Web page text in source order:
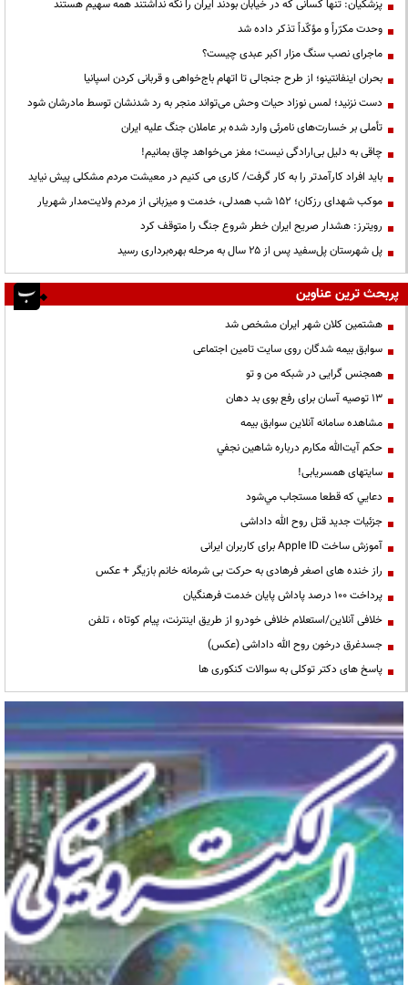
پزشکیان: تنها کسانی که در خیابان بودند ایران را نگه نداشتند همه سهیم هستند
وحدت مکرّراً و مؤکّداً تذکر داده شد
ماجرای نصب سنگ مزار اکبر عبدی چیست؟
بحران اینفانتینو؛ از طرح جنجالی تا اتهام باج‌خواهی و قربانی کردن اسپانیا
دست نزنید؛ لمس نوزاد حیات وحش می‌تواند منجر به رد شدنشان توسط مادرشان شود
تأملی بر خسارت‌های نامرئی وارد شده بر عاملان جنگ علیه ایران
چاقی به دلیل بی‌ارادگی نیست؛ مغز می‌خواهد چاق بمانیم!
باید افراد کارآمدتر را به کار گرفت/ کاری می کنیم در معیشت مردم مشکلی پیش نیاید
موکب شهدای رزکان؛ ۱۵۲ شب همدلی، خدمت و میزبانی از مردم ولایت‌مدار شهریار
رویترز: هشدار صریح ایران خطر شروع جنگ را متوقف کرد
پل شهرستان پل‌سفید پس از ۲۵ سال به مرحله بهره‌برداری رسید
پربحث ترین عناوین
هشتمین کلان شهر ایران مشخص شد
سوابق بیمه شدگان روی سایت تامین اجتماعی
همجنس گرایی در شبکه من و تو
13 توصیه آسان برای رفع بوی بد دهان
مشاهده سامانه آنلاين سوابق بیمه
حكم آيت‌الله مكارم درباره شاهين نجفي
سایتهای همسریابی!
دعايي كه قطعا مستجاب مي‌شود
جزئیات جدید قتل روح الله داداشی
آموزش ساخت Apple ID برای کاربران ایرانی
راز خنده های اصغر فرهادی به حرکت بی شرمانه خانم بازیگر + عکس
پرداخت ۱۰۰ درصد پاداش پایان خدمت فرهنگیان
خلافی آنلاین/استعلام خلافی خودرو از طریق اینترنت، پیام کوتاه ، تلفن
جسدغرق درخون روح الله داداشی (عکس)
پاسخ های دکتر توکلی به سوالات کنکوری ها